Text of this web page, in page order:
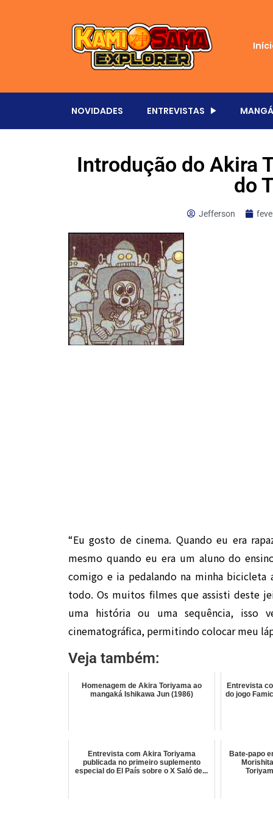
NOVIDADES ENTREVISTAS
Introdução do Akira
do
Jefferson
“Eu gosto de cinema. Quando eu era
mesmo quando eu era um aluno do
comigo e ia pedalando na minha
todo. Os muitos filmes que assisti deste
uma história ou uma sequência, isso
cinematográfica, permitindo colocar meu
Veja também:
Homenagem de Akira Toriyama ao
mangaká Ishikawa Jun (1986)
Entrevista
do jogo
Entrevista com Akira Toriyama
publicada no primeiro suplemento
especial do El País sobre o X Saló de...
Bate-papo